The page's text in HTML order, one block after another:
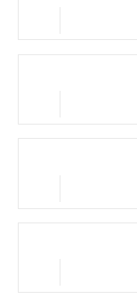
أي معلومات